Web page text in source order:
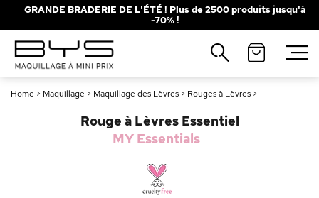
GRANDE BRADERIE DE L'ÉTÉ ! Plus de 2500 produits jusqu'à
-70% !
Home > Maquillage > Maquillage des Lèvres > Rouges à Lèvres >
Rouge à Lèvres Essentiel
MY Essentials
Fermer
Recherches populaires
Mascara
Palette
Fermer
Recherches populaires
Mascara
Palette